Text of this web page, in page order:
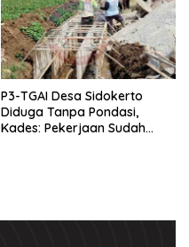
P3-TGAI Desa Sidokerto
Diduga Tanpa Pondasi,
Kades: Pekerjaan Sudah